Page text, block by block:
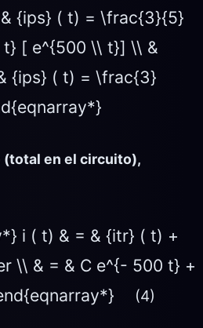
{ips} ( t) = \frac{3}{5}
[ e^{500 \\ t}] \\ &
{ips} ( t) = \frac{3}
(total en el circuito),
i ( t) & = & {itr} ( t) +
\\ & = & C e^{- 500 t} +
(4)